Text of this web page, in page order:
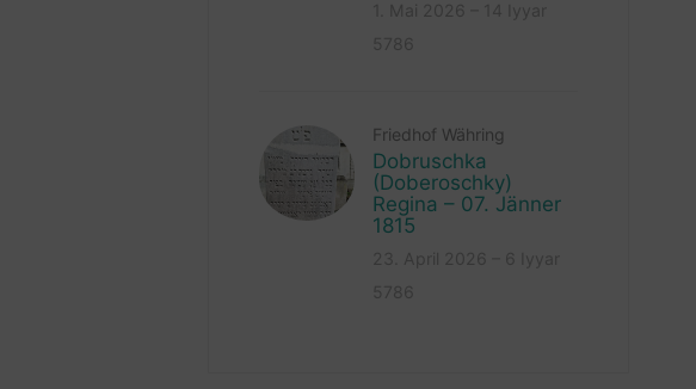
Friedhof Währing
Dobruschka
(Doberoschky)
Regina – 07. Jänner
1815